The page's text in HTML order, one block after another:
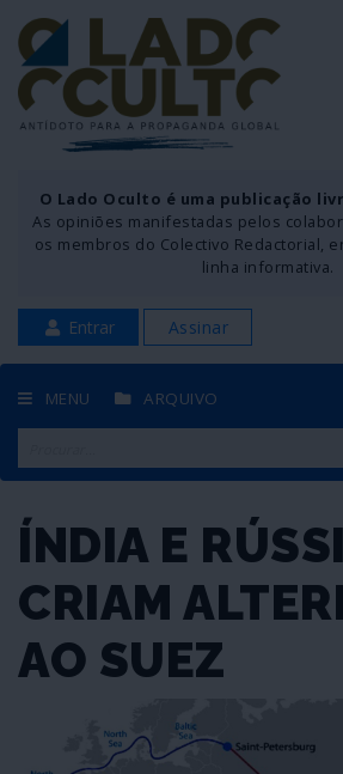
O Lado Oculto é uma publicação
As opiniões manifestadas pelos
os membros do Colectivo Redactorial,
linha informativa.
Entrar Assinar
MENU ARQUIVO
ÍNDIA E
CRIAM
AO SUEZ